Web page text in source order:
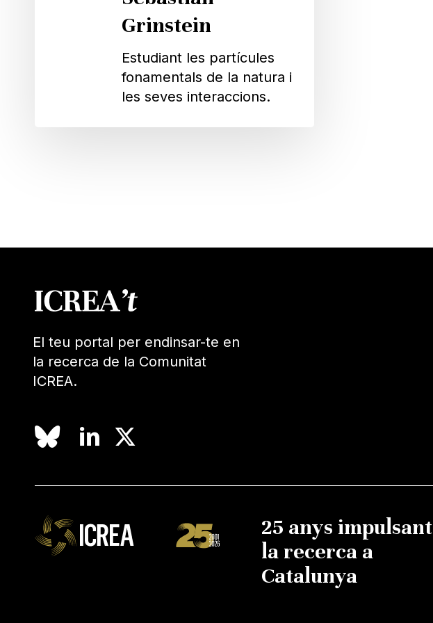
Grinstein
Estudiant les partícules
fonamentals de la natura i
les seves interaccions.
El teu portal per endinsar-te en
la recerca de la Comunitat
ICREA.
25 anys impulsant
la recerca a
Catalunya